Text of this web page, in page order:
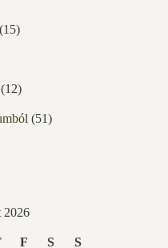
(12)
(51)
2026
F S S